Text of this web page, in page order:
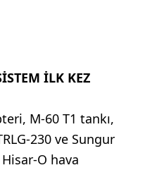
İLK KEZ
M-60 T1 tankı,
230 ve Sungur
O hava